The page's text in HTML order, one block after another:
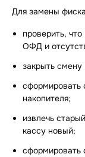
Для замены
проверить,
ОФД и
закрыть
сформировать
накопителя;
извлечь
кассу новый;
сформировать